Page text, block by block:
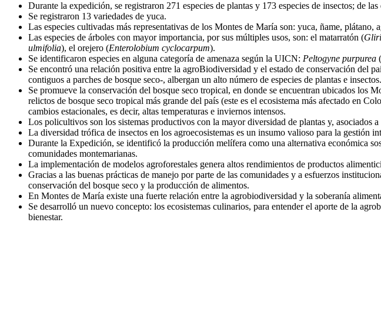
Durante la expedición, se registraron 271 especies de plantas y 173 especies de insectos; de
Se registraron 13 variedades de yuca.
Las especies cultivadas más representativas de los Montes de María son: yuca, ñame, plátano,
Las especies de árboles con mayor importancia, por sus múltiples usos, son: el matarratón (
ulmifolia), el orejero (Enterolobium cyclocarpum).
Se identificaron especies en alguna categoría de amenaza según la UICN: Peltogyne purpurea
Se encontró una relación positiva entre la agroBiodiversidad y el estado de conservación del
contiguos a parches de bosque seco-, albergan un alto número de especies de plantas e insectos.
Se promueve la conservación del bosque seco tropical, en donde se encuentran ubicados
relictos de bosque seco tropical más grande del país (este es el ecosistema más afectado en
cambios estacionales, es decir, altas temperaturas e inviernos intensos.
Los policultivos son los sistemas productivos con la mayor diversidad de plantas y, asociados
La diversidad trófica de insectos en los agroecosistemas es un insumo valioso para la gestión
Durante la Expedición, se identificó la producción melífera como una alternativa económica
comunidades montemarianas.
La implementación de modelos agroforestales genera altos rendimientos de productos
Gracias a las buenas prácticas de manejo por parte de las comunidades y a esfuerzos
conservación del bosque seco y la producción de alimentos.
En Montes de María existe una fuerte relación entre la agrobiodiversidad y la soberanía
Se desarrolló un nuevo concepto: los ecosistemas culinarios, para entender el aporte de la
bienestar.